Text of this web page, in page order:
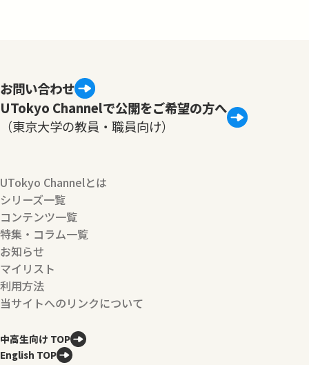
お問い合わせ
UTokyo Channelで公開をご希望の方へ
（東京大学の教員・職員向け）
UTokyo Channelとは
シリーズ一覧
コンテンツ一覧
特集・コラム一覧
お知らせ
マイリスト
利用方法
当サイトへのリンクについて
中高生向け TOP
English TOP